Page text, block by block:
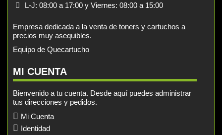
L-J: 08:00 a 17:00 y Viernes: 08:00 a 15:00
Empresa dedicada a la venta de toners y cartuchos a
precios muy asequibles.
Equipo de Quecartucho
MI CUENTA
Bienvenido a tu cuenta. Desde aquí puedes administrar
tus direcciones y pedidos.
Mi Cuenta
Identidad